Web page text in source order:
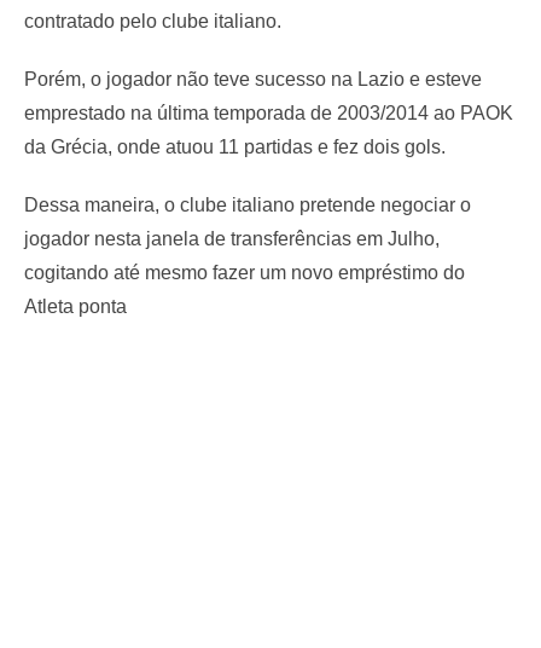
contratado pelo clube italiano.
Porém, o jogador não teve sucesso na Lazio e esteve
emprestado na última temporada de 2003/2014 ao PAOK
da Grécia, onde atuou 11 partidas e fez dois gols.
Dessa maneira, o clube italiano pretende negociar o
jogador nesta janela de transferências em Julho,
cogitando até mesmo fazer um novo empréstimo do
Atleta ponta